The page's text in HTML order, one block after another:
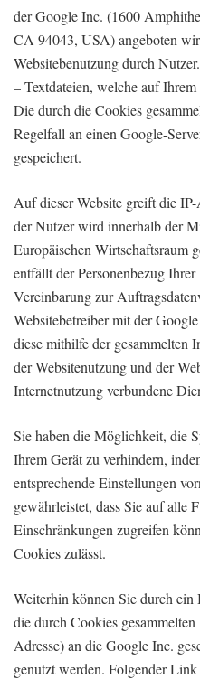
der Google Inc. (1600
CA 94043, USA) angeboten
Websitebenutzung durch
– Textdateien, welche auf
Die durch die Cookies
Regelfall an einen Google-
gespeichert.
Auf dieser Website greift die
der Nutzer wird innerhalb der
Europäischen Wirtschaftsraum
entfällt der Personenbezug
Vereinbarung zur
Websitebetreiber mit der
diese mithilfe der gesammelten
der Websitenutzung und der
Internetnutzung verbundene
Sie haben die Möglichkeit, die
Ihrem Gerät zu verhindern,
entsprechende Einstellungen
gewährleistet, dass Sie auf alle
Einschränkungen zugreifen
Cookies zulässt.
Weiterhin können Sie durch ein
die durch Cookies
Adresse) an die Google Inc.
genutzt werden. Folgender